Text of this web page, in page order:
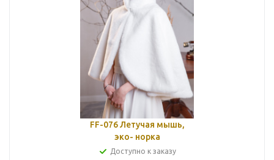
FF-076 Летучая мышь,
эко- норка
Доступно к заказу